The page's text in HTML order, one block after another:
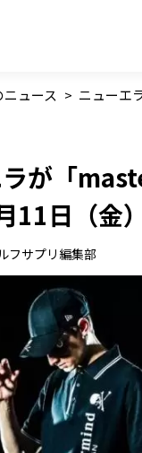
ュース > ニューエ
が「
11日（金
フサプリ編集部